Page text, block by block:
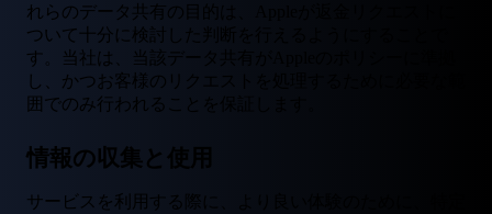
れらのデータ共有の目的は、Appleが返金リクエストに
ついて十分に検討した判断を行えるようにすることで
す。当社は、当該データ共有がAppleのポリシーに準拠
し、かつお客様のリクエストを処理するために必要な範
囲でのみ行われることを保証します。
情報の収集と使用
サービスを利用する際に、より良い体験のために、特定